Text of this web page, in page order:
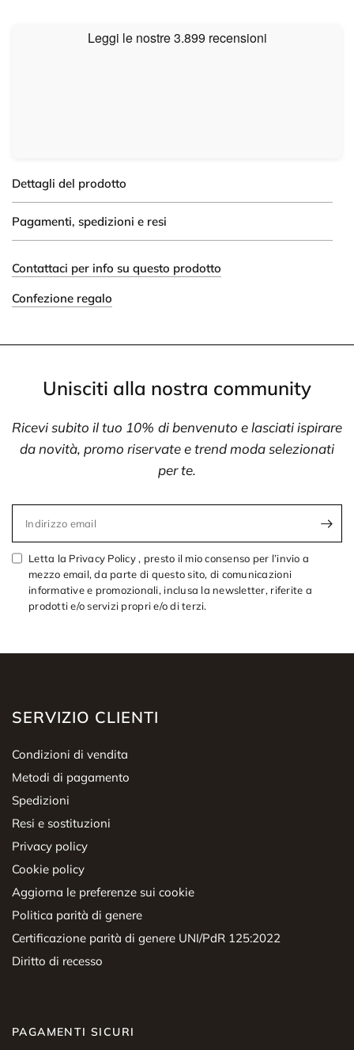
Dettagli del prodotto
Pagamenti, spedizioni e resi
Contattaci per info su questo prodotto
Confezione regalo
Unisciti alla nostra community
Ricevi subito il tuo 10% di benvenuto e lasciati ispirare
da novità, promo riservate e trend moda selezionati
per te.
Indirizzo email
Letta la Privacy Policy , presto il mio consenso per l’invio a
mezzo email, da parte di questo sito, di comunicazioni
informative e promozionali, inclusa la newsletter, riferite a
prodotti e/o servizi propri e/o di terzi.
SERVIZIO CLIENTI
Condizioni di vendita
Metodi di pagamento
Spedizioni
Resi e sostituzioni
Privacy policy
Cookie policy
Aggiorna le preferenze sui cookie
Politica parità di genere
Certificazione parità di genere UNI/PdR 125:2022
Diritto di recesso
PAGAMENTI SICURI